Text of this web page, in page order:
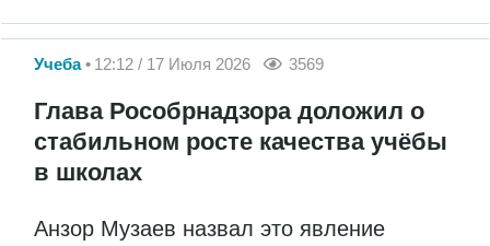
Учеба 12:12 / 17 Июля 2026 3569
Глава Рособрнадзора доложил о
стабильном росте качества учёбы
в школах
Анзор Музаев назвал это явление